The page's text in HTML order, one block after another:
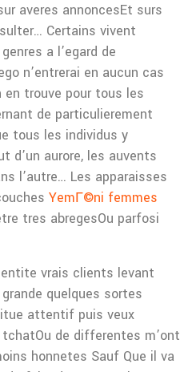
averes annoncesEt surs
Certains vivent
a l’egard de
n’entrerai en aucun cas
trouve pour tous les
de particulierement
tous les individus y
d’un aurore, les auvents
l’autre… Les apparaisses
YemГ©ni femmes
tres abregesOu parfosi
vrais clients levant
quelques sortes
attentif puis veux
de differentes m’ont
honnetes Sauf Que il va